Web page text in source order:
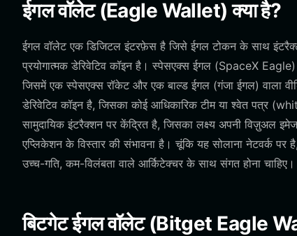
ईगल वॉलेट (Eagle Wallet) क्या है?
ईगल वॉलेट एक डिजिटल इंटरफ़ेस है जिसे ईगल टोकन के साथ
प्रयोगात्मक डेरिवेटिव कॉइन है। स्पेसएक्स ईगल (SpaceX Eagle)
जिसमें एक स्पेसएक्स रॉकेट और एक बाल्ड ईगल (गंजा ईगल) वाला
डेरिवेटिव कॉइन है, जिसका कोई आधिकारिक टीम या श्वेत पत्र
सामुदायिक इंटरैक्शन पर केंद्रित है, जिसका लक्ष्य अपनी विज़ुअल
एप्लिकेशन के विस्तार की संभावना है। चूंकि यह सोलाना नेटवर्क
उच्च-गति, कम-विलंबता वाले आर्किटेक्चर के साथ संगत होना चाहिए।
बिटगेट ईगल वॉलेट (Bitget Eagle